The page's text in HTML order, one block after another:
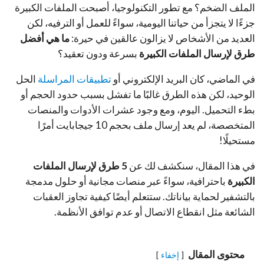
الملف الضخم؟ مع تطور التكنولوجيا، أصبحت الملفات الكبيرة
جزءًا لا يتجزأ من حياتنا اليومية، سواءً للعمل أو الترفيه، لكن
العديد من الأشخاص لا يزالون عالقين في حيرة:ما هي أفضل
طرق لإرسال الملفات الكبيرة بسرعة ودون تعقيد؟
في الماضي، كان البريد الإلكتروني أوتطبيقات المراسلة الحل
الوحيد، لكن هذه الطرق غالبًا ما تفشل بسبب حدود الحجم أو
بطء التحميل. اليوم، ومع وجود عشرات الأدوات والمنصات
المتخصصة، لم يعد إرسال ملف بحجم 10 جيجابايت أمرًا
مستحيلًا!
في هذا المقال، سنكشف لك عن
5 طرق لإرسال الملفات
الكبيرة باحترافية، سواءً عبر منصات مجانية أو حلول مدمجة
بالتشفير لحماية بياناتك. ستتعلم أيضًا كيفية تجاوز العقبات
الشائعة مثل انقطاع الاتصال أو عدم توافق الأنظمة.
محتوى المقال إخفاء